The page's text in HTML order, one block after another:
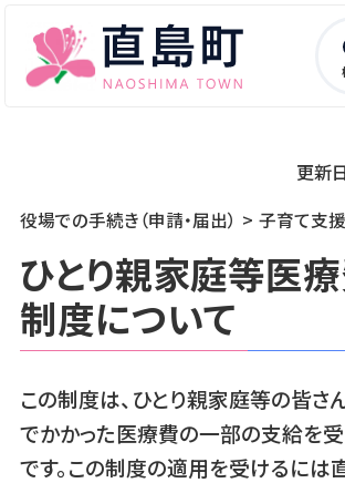
役場での手続き（申請・届出） 子育て支
更新
ひとり親家庭等医
制度について
この制度は、ひとり親家庭等の皆
でかかった医療費の一部の支給を
です。この制度の適用を受けるには